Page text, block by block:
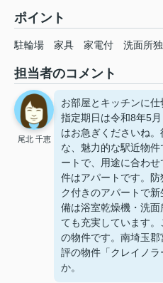
ポイント
駐輪場 家具 家電付 洗面所
担当者のコメント
尾北 千恵
お部屋とキッチンに仕
指定期日は令和8年5
はお急ぎくださいね
な、魅力的な駅近物
ートで、用途に合わ
件はアパートです。
ク付きのアパートで
備は浴室乾燥機・洗
ても充実しています
の物件です。南埼玉
評の物件「クレイノ
か。